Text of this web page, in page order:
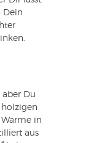
Dein
Du
in
aus